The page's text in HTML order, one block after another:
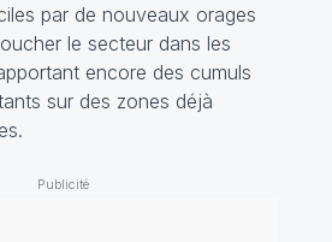
par de nouveaux orages
le secteur dans les
encore des cumuls
sur des zones déjà